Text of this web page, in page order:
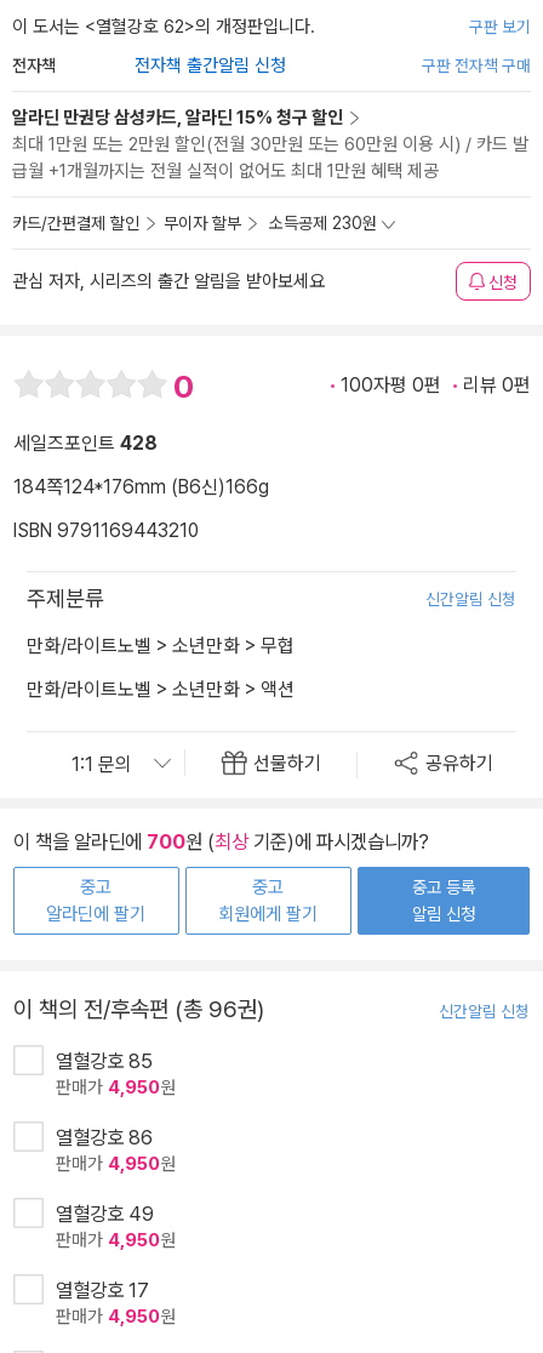
이 도서는 <열혈강호 62>의 개정판입니다. 구판 보기
전자책 전자책 출간알림 신청 구판 전자책 구매
알라딘 만권당 삼성카드, 알라딘 15% 청구 할인
최대 1만원 또는 2만원 할인(전월 30만원 또는 60만원 이용 시) / 카드 발
급월 +1개월까지는 전월 실적이 없어도 최대 1만원 혜택 제공
카드/간편결제 할인 무이자 할부 소득공제 230원
관심 저자, 시리즈의 출간 알림을 받아보세요 신청
0 100자평 0편 리뷰 0편
세일즈포인트 428
184쪽124*176mm (B6신)166g
ISBN 9791169443210
주제분류 신간알림 신청
만화/라이트노벨 > 소년만화 > 무협
만화/라이트노벨 > 소년만화 > 액션
선물하기 공유하기
이 책을 알라딘에 700원 (최상기준)에 파시겠습니까?
중고
알라딘에 팔기
중고
회원에게 팔기
중고 등록
알림 신청
이 책의 전/후속편 (총 96권) 신간알림 신청
열혈강호 85
판매가 4,950원
열혈강호 86
판매가 4,950원
열혈강호 49
판매가 4,950원
열혈강호 17
판매가 4,950원